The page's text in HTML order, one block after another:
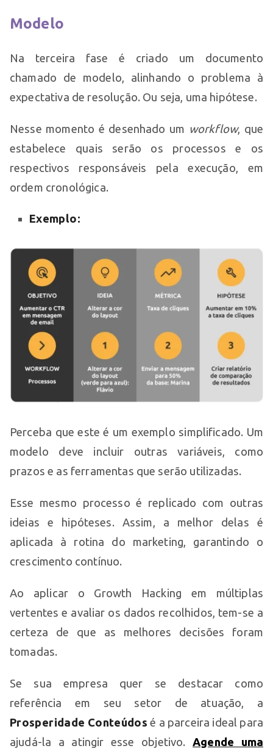
Modelo
Na terceira fase é criado um documento
chamado de modelo, alinhando o problema à
expectativa de resolução. Ou seja, uma hipótese.
Nesse momento é desenhado um workflow, que
estabelece quais serão os processos e os
respectivos responsáveis pela execução, em
ordem cronológica.
Exemplo:
Perceba que este é um exemplo simplificado. Um
modelo deve incluir outras variáveis, como
prazos e as ferramentas que serão utilizadas.
Esse mesmo processo é replicado com outras
ideias e hipóteses. Assim, a melhor delas é
aplicada à rotina do marketing, garantindo o
crescimento contínuo.
Ao aplicar o Growth Hacking em múltiplas
vertentes e avaliar os dados recolhidos, tem-se a
certeza de que as melhores decisões foram
tomadas.
Se sua empresa quer se destacar como
referência em seu setor de atuação, a
Prosperidade Conteúdos é a parceira ideal para
ajudá-la a atingir esse objetivo. Agende uma